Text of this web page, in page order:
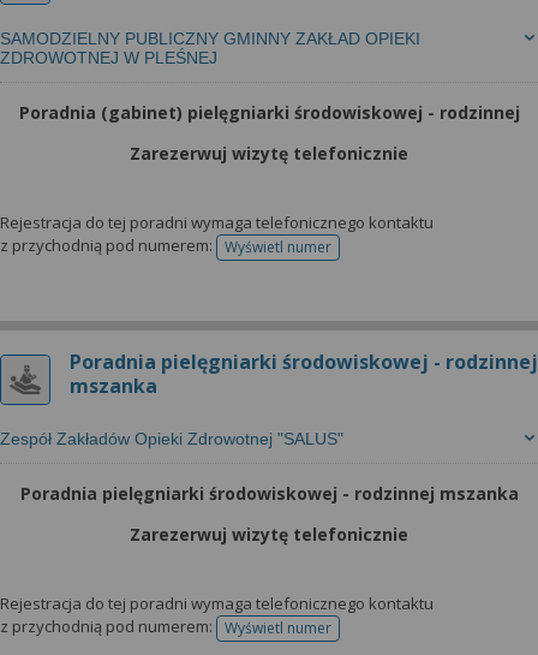
SAMODZIELNY PUBLICZNY GMINNY ZAKŁAD OPIEKI
ZDROWOTNEJ W PLEŚNEJ
Poradnia (gabinet) pielęgniarki środowiskowej - rodzinnej
Zarezerwuj wizytę telefonicznie
Rejestracja do tej poradni wymaga telefonicznego kontaktu
z przychodnią pod numerem:
Wyświetl numertelefonu do rejestracji
Poradnia pielęgniarki środowiskowej - rodzinnej
mszanka
Zespół Zakładów Opieki Zdrowotnej "SALUS"
Poradnia pielęgniarki środowiskowej - rodzinnej mszanka
Zarezerwuj wizytę telefonicznie
Rejestracja do tej poradni wymaga telefonicznego kontaktu
z przychodnią pod numerem:
Wyświetl numertelefonu do rejestracji